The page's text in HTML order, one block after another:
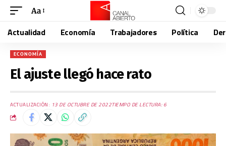
Aa
Actualidad Economía Trabajadores Política
ECONOMÍA
El ajuste llegó hace rato
ACTUALIZACIÓN: 13 DE OCTUBRE DE 2022TIEMPO DE LECTURA: 6